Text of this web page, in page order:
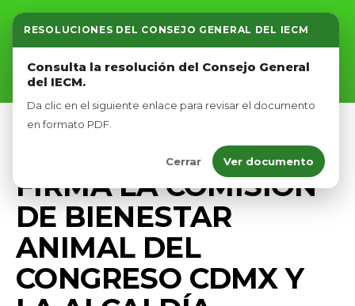
RESOLUCIONES DEL CONSEJO GENERAL DEL IECM
Consulta la resolución del Consejo General
del IECM.
Da clic en el siguiente enlace para revisar el documento
en formato PDF.
Cerrar Ver documento
Inicio
Nosotros
Afíliate
FIRMA LA COMISIÓN
DE BIENESTAR
ANIMAL DEL
CONGRESO CDMX Y